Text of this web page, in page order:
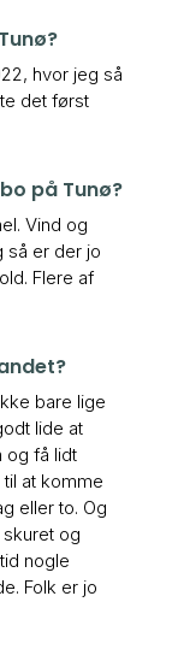
hvor jeg så
det først
på Tunø?
Vind og
så er der jo
Flere af
bare lige
lide at
og få lidt
at komme
eller to. Og
og
nogle
Folk er jo